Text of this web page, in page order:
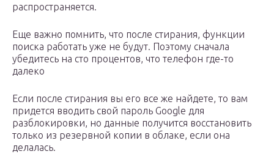
распространяется.
Еще важно помнить, что после стирания, функции
поиска работать уже не будут. Поэтому сначала
убедитесь на сто процентов, что телефон где-то
далеко
Если после стирания вы его все же найдете, то вам
придется вводить свой пароль Google для
разблокировки, но данные получится восстановить
только из резервной копии в облаке, если она
делалась.